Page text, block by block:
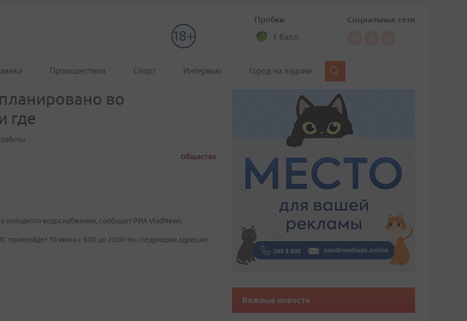
Пробки
1 балл
Социальные сети
Происшествия Спорт Интервью Город на ладони
во
где
Общество
холодного водоснабжения, сообщает РИА VladNews.
произойдет 10 июня с 9:00 до 20:00 по следующим адресам:
Важные новости